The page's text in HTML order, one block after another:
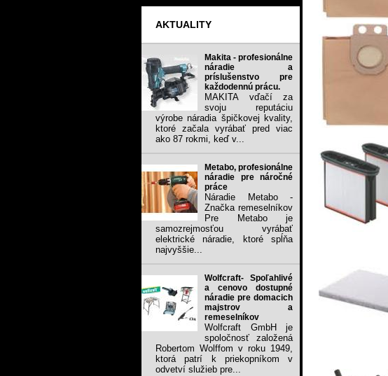
AKTUALITY
Makita - profesionálne
náradie a
príslušenstvo pre
každodennú prácu.
MAKITA vďačí za
svoju reputáciu
výrobe náradia špičkovej kvality,
ktoré začala vyrábať pred viac
ako 87 rokmi, keď v...
Metabo, profesionálne
náradie pre náročné
práce
Náradie Metabo -
Značka remeselníkov
Pre Metabo je
samozrejmosťou vyrábať
elektrické náradie, ktoré spĺňa
najvyššie...
Wolfcraft- Spoľahlivé
a cenovo dostupné
náradie pre domacich
majstrov a
remeselníkov
Wolfcraft GmbH je
spoločnosť založená
Robertom Wolffom v roku 1949,
ktorá patrí k priekopníkom v
odvetví služieb pre...